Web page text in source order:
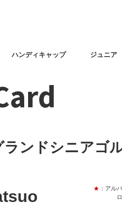
ハンディキャップ ジュニア
ランドシニアゴ
★ ：アル